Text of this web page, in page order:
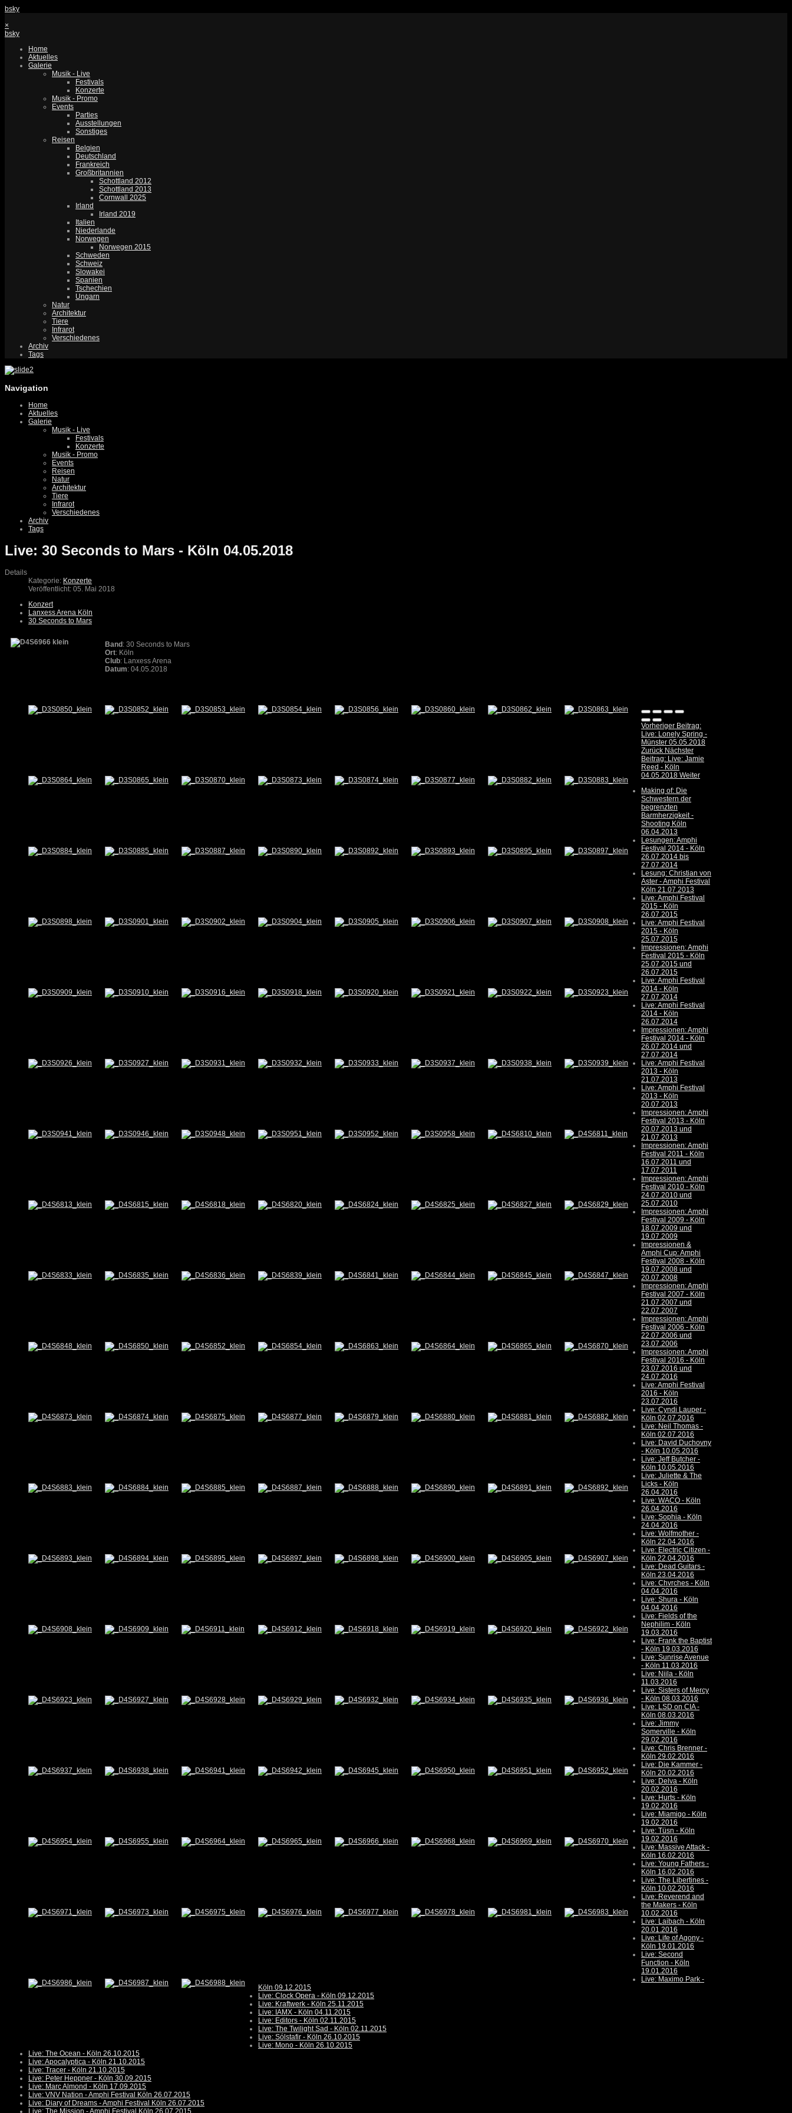
bsky
×
bsky
Home
Aktuelles
Galerie
Musik - Live
Festivals
Konzerte
Musik - Promo
Events
Parties
Ausstellungen
Sonstiges
Reisen
Belgien
Deutschland
Frankreich
Großbritannien
Schottland 2012
Schottland 2013
Cornwall 2025
Irland
Irland 2019
Italien
Niederlande
Norwegen
Norwegen 2015
Schweden
Schweiz
Slowakei
Spanien
Tschechien
Ungarn
Natur
Architektur
Tiere
Infrarot
Verschiedenes
Archiv
Tags
Navigation
Home
Aktuelles
Galerie
Musik - Live
Festivals
Konzerte
Musik - Promo
Events
Reisen
Natur
Architektur
Tiere
Infrarot
Verschiedenes
Archiv
Tags
Live: 30 Seconds to Mars - Köln 04.05.2018
Details
Kategorie: Konzerte
Veröffentlicht: 05. Mai 2018
Konzert
Lanxess Arena Köln
30 Seconds to Mars
Band : 30 Seconds to Mars
Ort: Köln
Club: Lanxess Arena
Datum: 04.05.2018
Vorheriger Beitrag:
Live: Lonely Spring -
Münster 05.05.2018
Zurück Nächster
Beitrag: Live: Jamie
Reed - Köln
04.05.2018 Weiter
Making of: Die
Schwestern der
begrenzten
Barmherzigkeit -
Shooting Köln
06.04.2013
Lesungen: Amphi
Festival 2014 - Köln
26.07.2014 bis
27.07.2014
Lesung: Christian von
Aster - Amphi Festival
Köln 21.07.2013
Live: Amphi Festival
2015 - Köln
26.07.2015
Live: Amphi Festival
2015 - Köln
25.07.2015
Impressionen: Amphi
Festival 2015 - Köln
25.07.2015 und
26.07.2015
Live: Amphi Festival
2014 - Köln
27.07.2014
Live: Amphi Festival
2014 - Köln
26.07.2014
Impressionen: Amphi
Festival 2014 - Köln
26.07.2014 und
27.07.2014
Live: Amphi Festival
2013 - Köln
21.07.2013
Live: Amphi Festival
2013 - Köln
20.07.2013
Impressionen: Amphi
Festival 2013 - Köln
20.07.2013 und
21.07.2013
Impressionen: Amphi
Festival 2011 - Köln
16.07.2011 und
17.07.2011
Impressionen: Amphi
Festival 2010 - Köln
24.07.2010 und
25.07.2010
Impressionen: Amphi
Festival 2009 - Köln
18.07.2009 und
19.07.2009
Impressionen &
Amphi Cup: Amphi
Festival 2008 - Köln
19.07.2008 und
20.07.2008
Impressionen: Amphi
Festival 2007 - Köln
21.07.2007 und
22.07.2007
Impressionen: Amphi
Festival 2006 - Köln
22.07.2006 und
23.07.2006
Impressionen: Amphi
Festival 2016 - Köln
23.07.2016 und
24.07.2016
Live: Amphi Festival
2016 - Köln
23.07.2016
Live: Cyndi Lauper -
Köln 02.07.2016
Live: Neil Thomas -
Köln 02.07.2016
Live: David Duchovny
- Köln 10.05.2016
Live: Jeff Butcher -
Köln 10.05.2016
Live: Juliette & The
Licks - Köln
26.04.2016
Live: WACO - Köln
26.04.2016
Live: Sophia - Köln
24.04.2016
Live: Wolfmother -
Köln 22.04.2016
Live: Electric Citizen -
Köln 22.04.2016
Live: Dead Guitars -
Köln 23.04.2016
Live: Chvrches - Köln
04.04.2016
Live: Shura - Köln
04.04.2016
Live: Fields of the
Nephilim - Köln
19.03.2016
Live: Frank the Baptist
- Köln 19.03.2016
Live: Sunrise Avenue
- Köln 11.03.2016
Live: Niila - Köln
11.03.2016
Live: Sisters of Mercy
- Köln 08.03.2016
Live: LSD on CIA -
Köln 08.03.2016
Live: Jimmy
Somerville - Köln
29.02.2016
Live: Chris Brenner -
Köln 29.02.2016
Live: Die Kammer -
Köln 20.02.2016
Live: Delva - Köln
20.02.2016
Live: Hurts - Köln
19.02.2016
Live: Miamigo - Köln
19.02.2016
Live: Tüsn - Köln
19.02.2016
Live: Massive Attack -
Köln 16.02.2016
Live: Young Fathers -
Köln 16.02.2016
Live: The Libertines -
Köln 10.02.2016
Live: Reverend and
the Makers - Köln
10.02.2016
Live: Laibach - Köln
20.01.2016
Live: Life of Agony -
Köln 19.01.2016
Live: Second
Function - Köln
19.01.2016
Live: Maximo Park -
Köln 09.12.2015
Live: Clock Opera - Köln 09.12.2015
Live: Kraftwerk - Köln 25.11.2015
Live: IAMX - Köln 04.11.2015
Live: Editors - Köln 02.11.2015
Live: The Twilight Sad - Köln 02.11.2015
Live: Sólstafir - Köln 26.10.2015
Live: Mono - Köln 26.10.2015
Live: The Ocean - Köln 26.10.2015
Live: Apocalyptica - Köln 21.10.2015
Live: Tracer - Köln 21.10.2015
Live: Peter Heppner - Köln 30.09.2015
Live: Marc Almond - Köln 17.09.2015
Live: VNV Nation - Amphi Festival Köln 26.07.2015
Live: Diary of Dreams - Amphi Festival Köln 26.07.2015